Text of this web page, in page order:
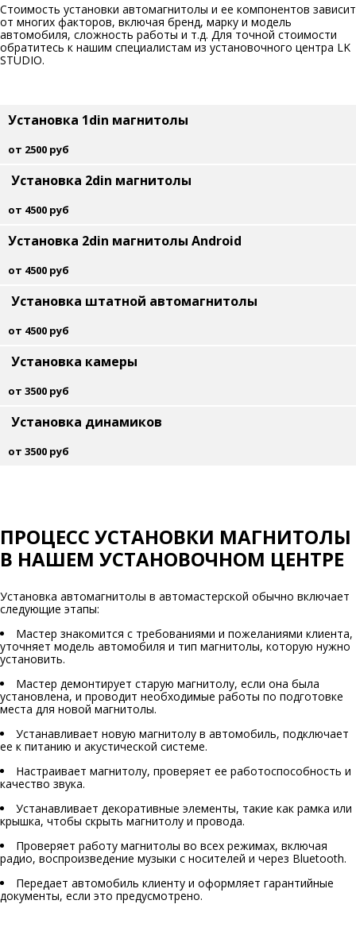
Стоимость установки автомагнитолы и ее компонентов зависит
от многих факторов, включая бренд, марку и модель
автомобиля, сложность работы и т.д. Для точной стоимости
обратитесь к нашим специалистам из установочного центра LK
STUDIO.
Установка 1din магнитолы
от 2500 руб
Установка 2din магнитолы
от 4500 руб
Установка 2din магнитолы Android
от 4500 руб
Установка штатной автомагнитолы
от 4500 руб
Установка камеры
от 3500 руб
Установка динамиков
от 3500 руб
ПРОЦЕСС УСТАНОВКИ МАГНИТОЛЫ
В НАШЕМ УСТАНОВОЧНОМ ЦЕНТРЕ
Установка автомагнитолы в автомастерской обычно включает
следующие этапы:
Мастер знакомится с требованиями и пожеланиями клиента,
уточняет модель автомобиля и тип магнитолы, которую нужно
установить.
Мастер демонтирует старую магнитолу, если она была
установлена, и проводит необходимые работы по подготовке
места для новой магнитолы.
Устанавливает новую магнитолу в автомобиль, подключает
ее к питанию и акустической системе.
Настраивает магнитолу, проверяет ее работоспособность и
качество звука.
Устанавливает декоративные элементы, такие как рамка или
крышка, чтобы скрыть магнитолу и провода.
Проверяет работу магнитолы во всех режимах, включая
радио, воспроизведение музыки с носителей и через Bluetooth.
Передает автомобиль клиенту и оформляет гарантийные
документы, если это предусмотрено.